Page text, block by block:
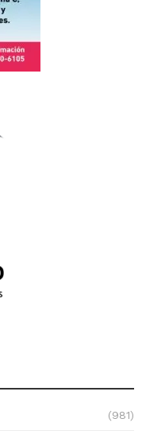
(981)